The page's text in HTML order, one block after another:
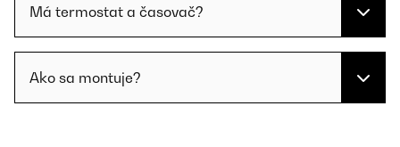
Má termostat a časovač?
Ako sa montuje?